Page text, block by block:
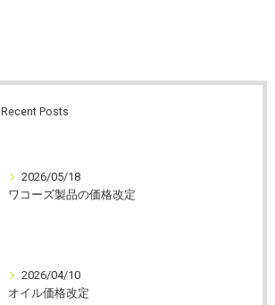
Recent Posts
2026/05/18
ワコーズ製品の価格改定
2026/04/10
オイル価格改定